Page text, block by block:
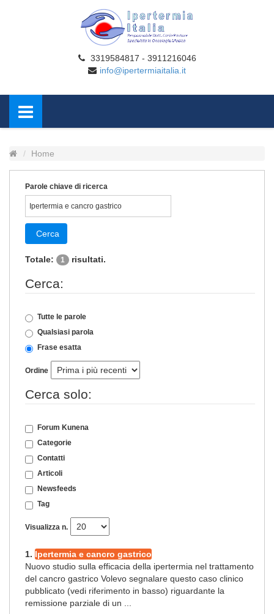
3319584817 - 3911216046
info@ipertermiaitalia.it
Home
Parole chiave di ricerca
Cerca
Totale: 1 risultati.
Cerca:
Tutte le parole
Qualsiasi parola
Frase esatta
Ordine
Cerca solo:
Forum Kunena
Categorie
Contatti
Articoli
Newsfeeds
Tag
Visualizza n.
1. Ipertermia e cancro gastrico
Nuovo studio sulla efficacia della ipertermia nel trattamento
del cancro gastrico Volevo segnalare questo caso clinico
pubblicato (vedi riferimento in basso) riguardante la
remissione parziale di un ...